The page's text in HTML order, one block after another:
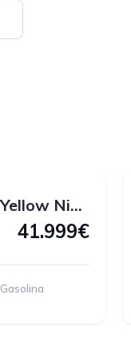
Mercedes-Benz A 45 AMG Yellow Night Edition 4MATIC 381 CV
41.999€
Gasolina